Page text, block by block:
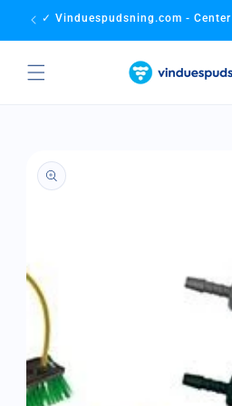
Gå til
indhold
✓ Vinduespudsning.com -